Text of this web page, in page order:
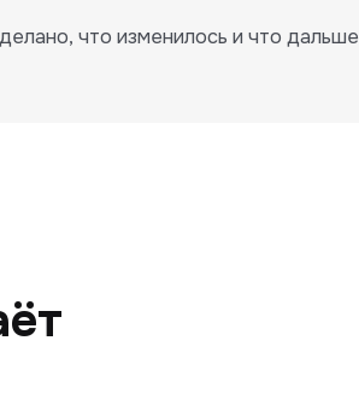
что изменилось и что дальше